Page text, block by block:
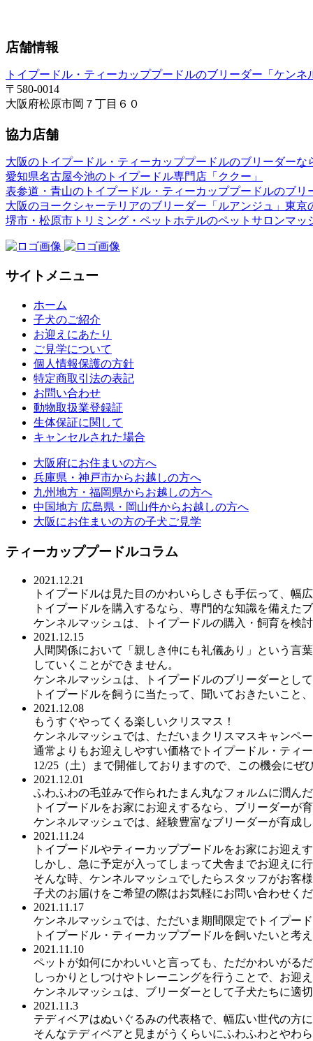
店舗情報
トイプードル・ティーカッププードルのブリーダー「ケンネ
〒580-0014
大阪府松原市岡７丁目６０
協力店舗
大阪のトイプードル・ティーカッププードルのブリーダーな
愛知県名古屋今池のトイプードル専門店「ククー」
表参道・青山のトイプードル・ティーカッププードルのブリ
大阪のヨークシャーテリアのブリーダー「ルアンジュ」東京
堺市・松原市トリミング・ペットホテルのペットサロンマッ
サイトメニュー
ホーム
子犬のご紹介
お迎えにあたり
ご見学について
個人情報保護の方針
特定商取引法の表記
お問い合わせ
動物取扱業登録証
生体保証に関して
キャンセルされた場合
大阪府にお住まいの方へ
兵庫県・神戸市からお越しの方へ
九州地方・福岡県からお越しの方へ
中国地方 広島県・岡山件からお越しの方へ
大阪にお住まいの方の子犬ご見学
ティーカッププードルコラム
2021.12.21
トイプードルは見た目のかわいらしさも手伝って、幅
トイプードルを購入するなら、専門的な知識を備えた
ケンネルマッシュは、トイプードルの購入・飼育を検
2021.12.15
人間関係において「親しき仲にも礼儀あり」という言
していくことができません。
ケンネルマッシュは、トイプードルのブリーダーとし
トイプードルを飼うに当たって、聞いておきたいこと
2021.12.08
もうすぐやってくる楽しいクリスマス！
ケンネルマッシュでは、ただいまクリスマスキャンペー
通常よりもお迎えしやすい価格でトイプードル・ティ
12/25（土）まで開催しておりますので、この機会にぜ
2021.12.01
ふわふわの毛並みで作られたまん丸なフォルムに潤ん
トイプードルをお家にお迎えするなら、ブリーダーが
ケンネルマッシュでは、経験豊富なブリーダーが育成
2021.11.24
トイプードルやティーカッププードルをお家にお迎え
しかし、急に予定が入ってしまって犬舎までお迎えに
そんな時、ケンネルマッシュでしたらスタッフがお客
子犬のお届けをご希望の際はお気軽にお問い合わせくだ
2021.11.17
ケンネルマッシュでは、ただいま期間限定でトイプー
トイプードル・ティーカッププードルを飼いたいと考
2021.11.10
ペットが如何にかわいいと言っても、ただかわいがる
しっかりとしつけやトレーニングを行うことで、お迎
ケンネルマッシュは、ブリーダーとして子犬たちに適
2021.11.3
テディベアはぬいぐるみの代表格で、幅広い世代の方に
そんなテディベアと見まがうくらいにふわふわとやわ